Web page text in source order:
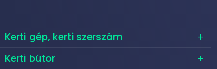
Kerti gép, kerti szerszám
Kerti bútor